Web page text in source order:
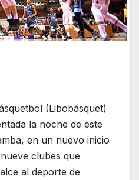
(Libobásquet)
la noche de este
en un nuevo inicio
clubes que
al deporte de